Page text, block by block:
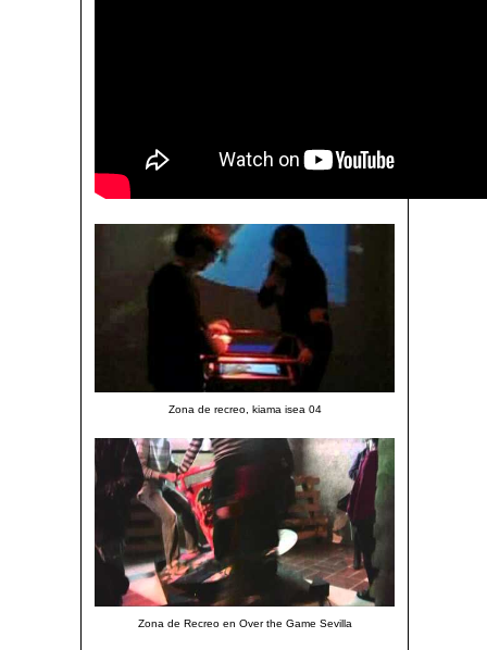
Zona de recreo, kiama isea 04
Zona de Recreo en Over the Game Sevilla